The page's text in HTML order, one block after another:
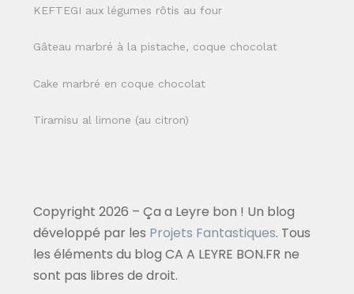
KEFTEGI aux légumes rôtis au four
Gâteau marbré à la pistache, coque chocolat
Cake marbré en coque chocolat
Tiramisu al limone (au citron)
Copyright 2026 – Ça a Leyre bon ! Un blog
développé par les Projets Fantastiques. Tous
les éléments du blog CA A LEYRE BON.FR ne
sont pas libres de droit.